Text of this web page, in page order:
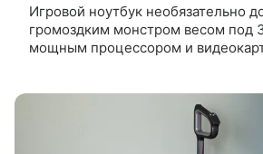
Игровой ноутбук необязательно
громоздким монстром весом под
мощным процессором и